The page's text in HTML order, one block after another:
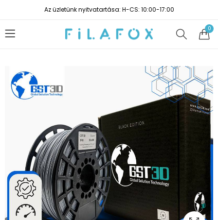
Az üzletünk nyitvatartása: H-CS: 10:00-17:00
0